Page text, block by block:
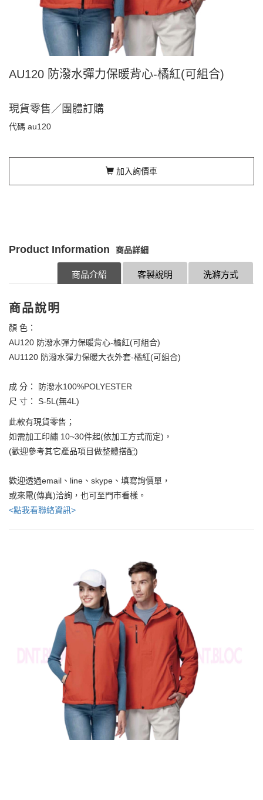
AU120 防潑水彈力保暖背心-橘紅(可組合)
現貨零售／團體訂購
代碼 au120
加入詢價車
Product Information 商品詳細
洗滌方式
客製說明
商品介紹
商品說明
顏 色：
AU120 防潑水彈力保暖背心-橘紅(可組合)
AU1120 防潑水彈力保暖大衣外套-橘紅(可組合)
成 分： 防潑水100%POLYESTER
尺 寸： S-5L(無4L)
此款有現貨零售；
如需加工印繡 10~30件起(依加工方式而定)，
(歡迎參考其它產品項目做整體搭配)
歡迎透過email、line、skype、填寫詢價單，
或來電(傳真)洽詢，也可至門市看樣。
<點我看聯絡資訊>